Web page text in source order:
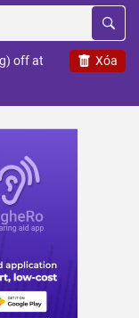
Xóa
off at